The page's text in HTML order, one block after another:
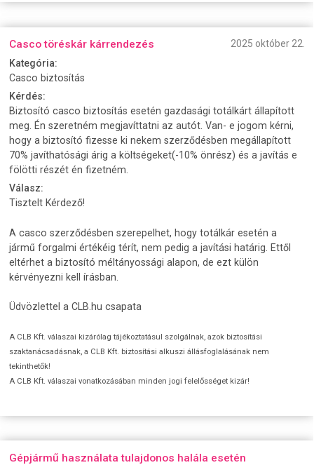
Casco töréskár kárrendezés
2025 október 22.
Kategória:
Casco biztosítás
Kérdés:
Biztosító casco biztosítás esetén gazdasági totálkárt állapított
meg. Én szeretném megjavíttatni az autót. Van- e jogom kérni,
hogy a biztosító fizesse ki nekem szerződésben megállapított
70% javíthatósági árig a költségeket(-10% önrész) és a javítás e
fölötti részét én fizetném.
Válasz:
Tisztelt Kérdező!
A casco szerződésben szerepelhet, hogy totálkár esetén a
jármű forgalmi értékéig térít, nem pedig a javítási határig. Ettől
eltérhet a biztosító méltányossági alapon, de ezt külön
kérvényezni kell írásban.
Üdvözlettel a CLB.hu csapata
A CLB Kft. válaszai kizárólag tájékoztatásul szolgálnak, azok biztosítási
szaktanácsadásnak, a CLB Kft. biztosítási alkuszi állásfoglalásának nem
tekinthetők!
A CLB Kft. válaszai vonatkozásában minden jogi felelősséget kizár!
Gépjármű használata tulajdonos halála esetén